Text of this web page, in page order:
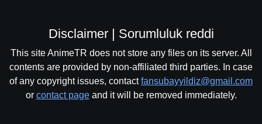
Disclaimer | Sorumluluk reddi
This site AnimeTR does not store any files on its server. All
contents are provided by non-affiliated third parties. In case
of any copyright issues, contactfansubayyildiz@gmail.com
or contact pageand it will be removed immediately.